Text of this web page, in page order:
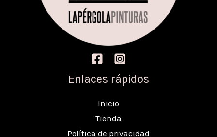
Enlaces rápidos
Inicio
Tienda
Política de privacidad